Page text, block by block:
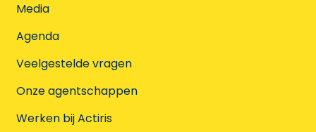
Media
Agenda
Veelgestelde vragen
Onze agentschappen
Werken bij Actiris